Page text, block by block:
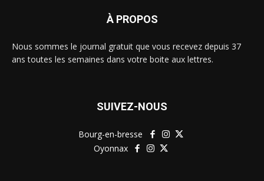
À PROPOS
Nous sommes le journal gratuit que vous recevez depuis 37
ans toutes les semaines dans votre boite aux lettres.
SUIVEZ-NOUS
Bourg-en-bresse
Oyonnax